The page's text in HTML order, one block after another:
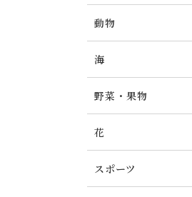
動物
海
野菜・果物
花
スポーツ